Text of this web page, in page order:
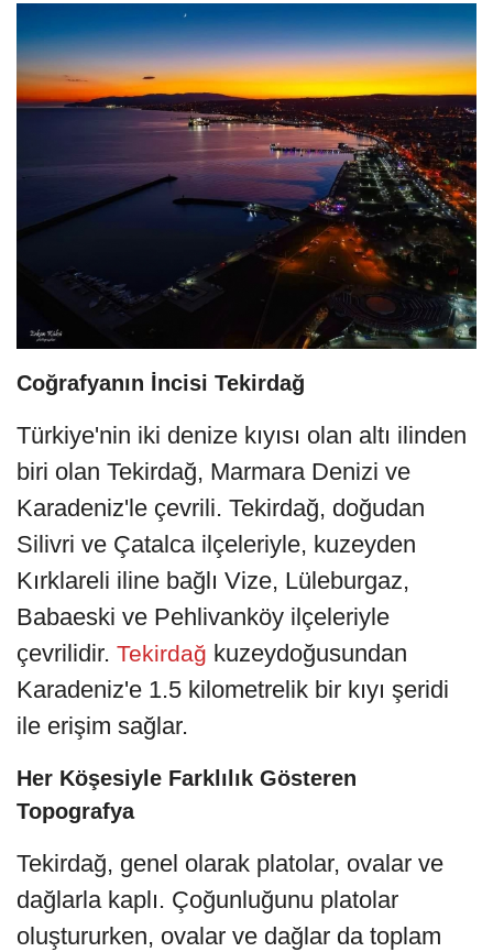
Coğrafyanın İncisi Tekirdağ
Türkiye'nin iki denize kıyısı olan altı ilinden
biri olan Tekirdağ, Marmara Denizi ve
Karadeniz'le çevrili. Tekirdağ, doğudan
Silivri ve Çatalca ilçeleriyle, kuzeyden
Kırklareli iline bağlı Vize, Lüleburgaz,
Babaeski ve Pehlivanköy ilçeleriyle
çevrilidir. Tekirdağ kuzeydoğusundan
Karadeniz'e 1.5 kilometrelik bir kıyı şeridi
ile erişim sağlar.
Her Köşesiyle Farklılık Gösteren
Topografya
Tekirdağ, genel olarak platolar, ovalar ve
dağlarla kaplı. Çoğunluğunu platolar
oluştururken, ovalar ve dağlar da toplam